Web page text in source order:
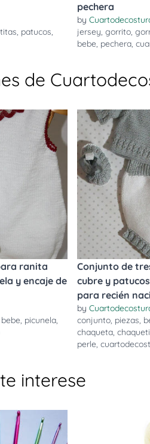
, patucos,
pechera
by
jersey, gorrito,
bebe, pechera,
de
ranita
y encaje de
bebe, picunela,
Conjunto de
cubre y
para recién
by
conjunto, piezas,
chaqueta,
perle,
interese